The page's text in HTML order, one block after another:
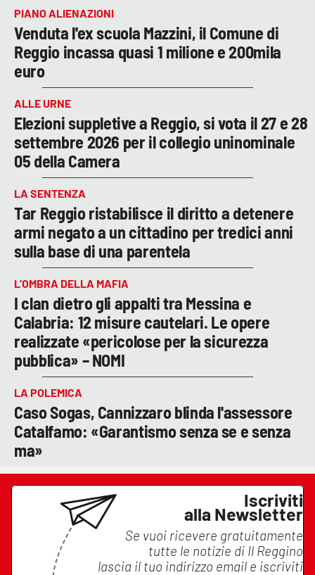
PIANO ALIENAZIONI
Venduta l'ex scuola Mazzini, il Comune di
Reggio incassa quasi 1 milione e 200mila
euro
ALLE URNE
Elezioni suppletive a Reggio, si vota il 27 e 28
settembre 2026 per il collegio uninominale
05 della Camera
LA SENTENZA
Tar Reggio ristabilisce il diritto a detenere
armi negato a un cittadino per tredici anni
sulla base di una parentela
L’OMBRA DELLA MAFIA
I clan dietro gli appalti tra Messina e
Calabria: 12 misure cautelari. Le opere
realizzate «pericolose per la sicurezza
pubblica» – NOMI
LA POLEMICA
Caso Sogas, Cannizzaro blinda l'assessore
Catalfamo: «Garantismo senza se e senza
ma»
Iscriviti
alla Newsletter
Se vuoi ricevere gratuitamente
tutte le notizie di Il Reggino
lascia il tuo indirizzo email e iscriviti